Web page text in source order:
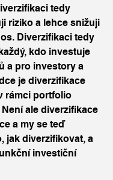
tedy
riziko a lehce snižuji
Diverzifikaci tedy
kdo investuje
a pro investory a
je diverzifikace
rámci portfolio
ale diverzifikace
a my se teď
jak diverzifikovat, a
investiční